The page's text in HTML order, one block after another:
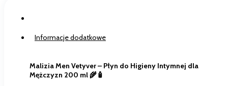
Informacje dodatkowe
Malizia Men Vetyver – Płyn do Higieny Intymnej dla
Mężczyzn 200 ml 🌾🧴